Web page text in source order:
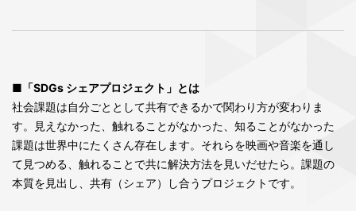
■「SDGs シェアプロジェクト」とは
社会課題は自分ごととして共有できるかで関わり方が変わりま
す。見えなかった、触れることがなかった、知ることがなかった
課題は世界中にたくさん存在します。それらを映画や音楽を通し
て見つめる、触れることで共に解決方法を見いだせたら。課題の
本質を見出し、共有（シェア）し合うプロジェクトです。